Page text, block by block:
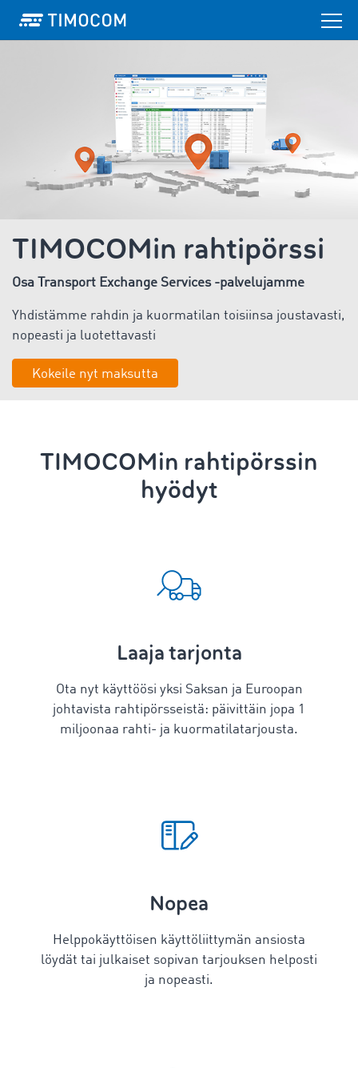
TIMOCOMin rahtipörssi
Osa Transport Exchange Services -palvelujamme
Yhdistämme rahdin ja kuormatilan toisiinsa joustavasti,
nopeasti ja luotettavasti
Kokeile nyt maksutta
TIMOCOMin rahtipörssin
hyödyt
Laaja tarjonta
Ota nyt käyttöösi yksi Saksan ja Euroopan
johtavista rahtipörsseistä: päivittäin jopa 1
miljoonaa rahti- ja kuormatilatarjousta.
Nopea
Helppokäyttöisen käyttöliittymän ansiosta
löydät tai julkaiset sopivan tarjouksen helposti
ja nopeasti.